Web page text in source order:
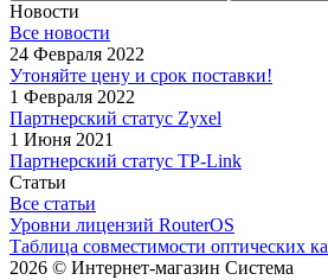
Новости
Все новости
24 Февраля 2022
Утоняйте цену и срок поставки!
1 Февраля 2022
Партнерский статус Zyxel
1 Июня 2021
Партнерский статус TP-Link
Статьи
Все статьи
Уровни лицензий RouterOS
Таблица совместимости оптических
2026 © Интернет-магазин Система